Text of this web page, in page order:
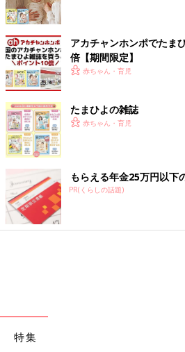
アカチャンホンポでたま
倍【期間限定】
赤ちゃん・育児
たまひよの雑誌
赤ちゃん・育児
もらえる年金25万円以下
PR(くらしの話題)
特集